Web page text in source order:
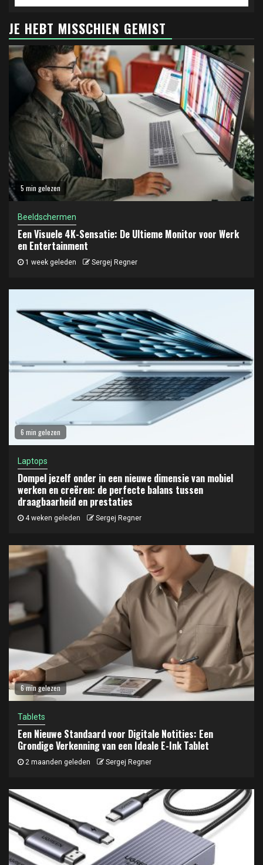
JE HEBT MISSCHIEN GEMIST
5 min gelezen
Beeldschermen
Een Visuele 4K-Sensatie: De Ultieme Monitor voor Werk
en Entertainment
1 week geleden Sergej Regner
6 min gelezen
Laptops
Dompel jezelf onder in een nieuwe dimensie van mobiel
werken en creëren: de perfecte balans tussen
draagbaarheid en prestaties
4 weken geleden Sergej Regner
6 min gelezen
Tablets
Een Nieuwe Standaard voor Digitale Notities: Een
Grondige Verkenning van een Ideale E-Ink Tablet
2 maanden geleden Sergej Regner